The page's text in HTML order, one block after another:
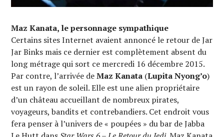
Maz Kanata, le personnage sympathique
Certains sites Internet avaient annoncé le retour de Jar
Jar Binks mais ce dernier est complètement absent du
long métrage qui sort ce mercredi 16 décembre 2015.
Par contre, l’arrivée deMaz Kanata (Lupita Nyong’o)
est un rayon de soleil. Elle est une alien propriétaire
d’un château accueillant de nombreux pirates,
voyageurs, bandits et contrebandiers. Cet endroit vous
fera penser à l’univers de « poupées » du bar de Jabba